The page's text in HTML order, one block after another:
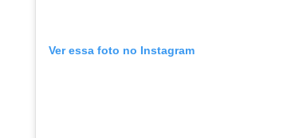
Ver essa foto no Instagram